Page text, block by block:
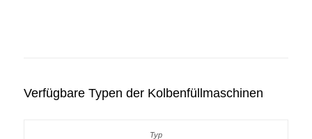
Verfügbare Typen der Kolbenfüllmaschinen